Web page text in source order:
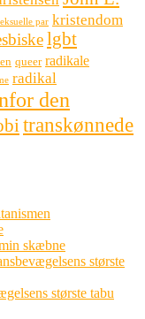
par kristendom
lgbt
queer radikale
radikal
den
transkønnede
skæbne
største
største tabu